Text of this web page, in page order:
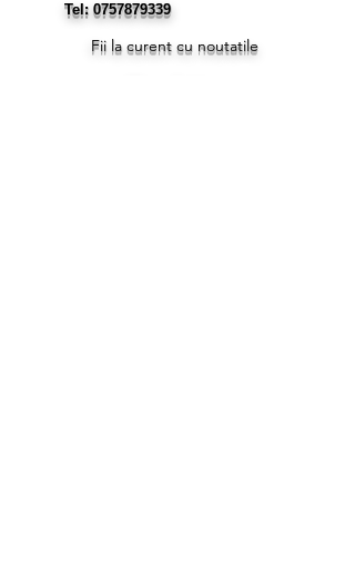
Tel: 0757879339
Fii la curent cu noutatile